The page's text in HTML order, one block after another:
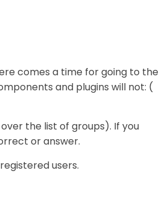
comes a time for going to the
and plugins will not: (
the list of groups). If you
or answer.
users.